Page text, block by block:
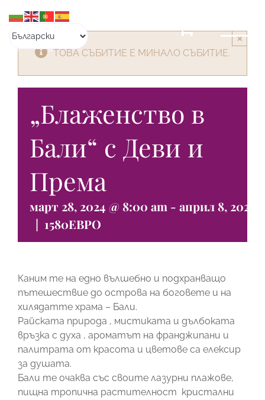
content
ТОВА СЪБИТИЕ Е МИНАЛО СЪБИТИЕ.
×
„Блаженство в
Бали“ с Деви и
Према
март 28, 2024 @ 8:00 am - април 8, 2024
| 1580ЕВРО
Каним те на едно вълшебно и подхранващо
пътешествие до острова на боговете и на
хилядатте храма – Бали.
Райската природа , мистиката и дълбоката
връзка с духа , ароматът на франджипани и
палитрата от красота и цветове са елексир
за душата.
Бали те очаква със своите лазурни плажове,
пищна тропична растителност кристални